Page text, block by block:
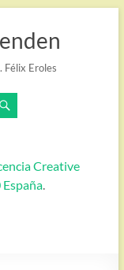
Félix Eroles
Creative
.